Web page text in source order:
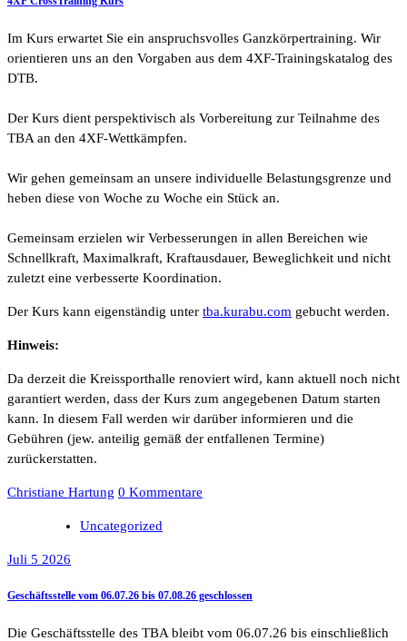
Im Kurs erwartet Sie ein anspruchsvolles Ganzkörpertraining. Wir
orientieren uns an den Vorgaben aus dem 4XF-Trainingskatalog des
DTB.
Der Kurs dient perspektivisch als Vorbereitung zur Teilnahme des
TBA an den 4XF-Wettkämpfen.
Wir gehen gemeinsam an unsere individuelle Belastungsgrenze und
heben diese von Woche zu Woche ein Stück an.
Gemeinsam erzielen wir Verbesserungen in allen Bereichen wie
Schnellkraft, Maximalkraft, Kraftausdauer, Beweglichkeit und nicht
zuletzt eine verbesserte Koordination.
Der Kurs kann eigenständig unter tba.kurabu.com gebucht werden.
Hinweis:
Da derzeit die Kreissporthalle renoviert wird, kann aktuell noch nicht
garantiert werden, dass der Kurs zum angegebenen Datum starten
kann. In diesem Fall werden wir darüber informieren und die
Gebühren (jew. anteilig gemäß der entfallenen Termine)
zurückerstatten.
Christiane Hartung 0 Kommentare
Uncategorized
Juli 5 2026
Geschäftsstelle vom 06.07.26 bis 07.08.26 geschlossen
Die Geschäftsstelle des TBA bleibt vom 06.07.26 bis einschließlich